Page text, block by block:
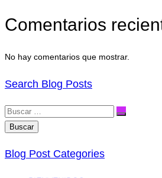
Comentarios
No hay comentarios que mostrar.
Search Blog Posts
Buscar:
Blog Post Categories